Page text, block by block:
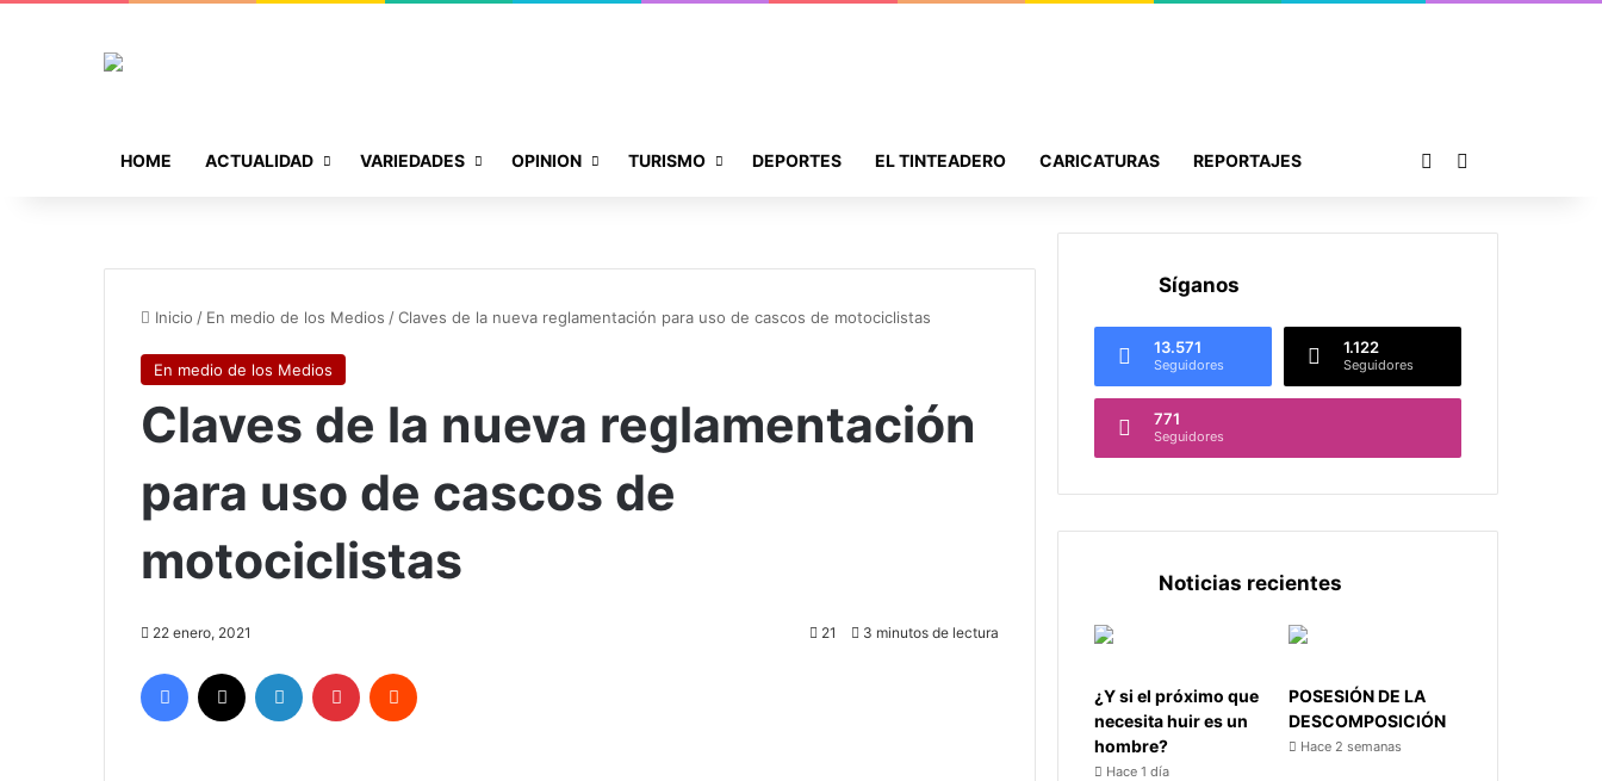
HOME ACTUALIDAD VARIEDADES OPINION TURISMO DEPORTES EL TINTEADERO CARICATURAS REPORTAJES Publicación al azar
Inicio / En medio de los Medios /Claves de la nueva reglamentación para uso de cascos de motociclistas
En medio de los Medios
Claves de la nueva reglamentación
para uso de cascos de
motociclistas
22 enero, 2021 21 3 minutos de lectura
Facebook LinkedIn Pinterest
Síganos
13.571
Seguidores
1.122
Seguidores
771
Seguidores
Noticias recientes
¿Y si el próximo que
necesita huir es un
hombre?
Hace 1 día
POSESIÓN DE LA
DESCOMPOSICIÓN
Hace 2 semanas